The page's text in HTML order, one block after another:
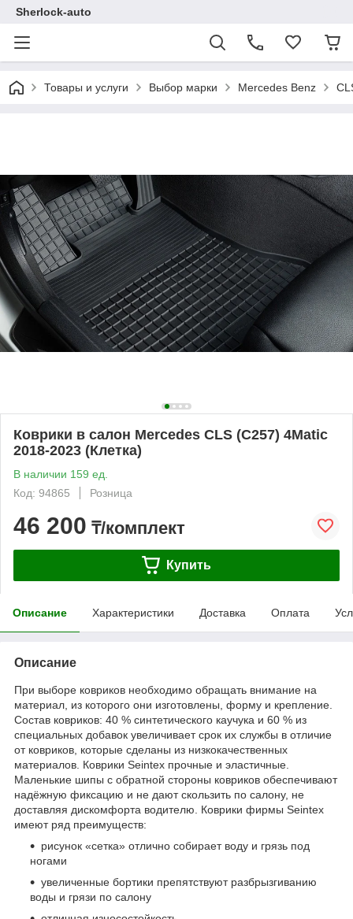
Sherlock-auto
Товары и услуги Выбор марки Mercedes Benz
Коврики в салон Mercedes CLS (C257) 4Matic
2018-2023 (Клетка)
В наличии 159 ед.
Код: 94865
Розница
46 200 ₸/комплект
Купить
Описание Характеристики Доставка Оплата
Описание
При выборе ковриков необходимо обращать внимание на
материал, из которого они изготовлены, форму и крепление.
Состав ковриков: 40 % синтетического каучука и 60 % из
специальных добавок увеличивает срок их службы в отличие
от ковриков, которые сделаны из низкокачественных
материалов. Коврики Seintex прочные и эластичные.
Маленькие шипы с обратной стороны ковриков обеспечивают
надёжную фиксацию и не дают скользить по салону, не
доставляя дискомфорта водителю. Коврики фирмы Seintex
имеют ряд преимуществ:
рисунок «сетка» отлично собирает воду и грязь под
ногами
увеличенные бортики препятствуют разбрызгиванию
воды и грязи по салону